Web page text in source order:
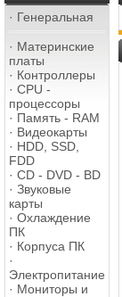
· Генеральная
· Материнские
платы
· Контроллеры
· CPU -
процессоры
· Память - RAM
· Видеокарты
· HDD, SSD,
FDD
· CD - DVD - BD
· Звуковые
карты
· Охлаждение
ПК
· Корпуса ПК
·
Электропитание
· Мониторы и